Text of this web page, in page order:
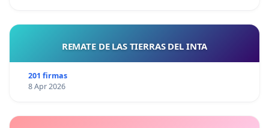
REMATE DE LAS TIERRAS DEL INTA
201 firmas
8 Apr 2026